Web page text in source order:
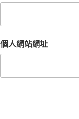
個人網站網址